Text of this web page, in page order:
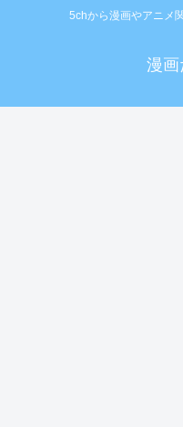
5chから漫画やアニメ
漫画